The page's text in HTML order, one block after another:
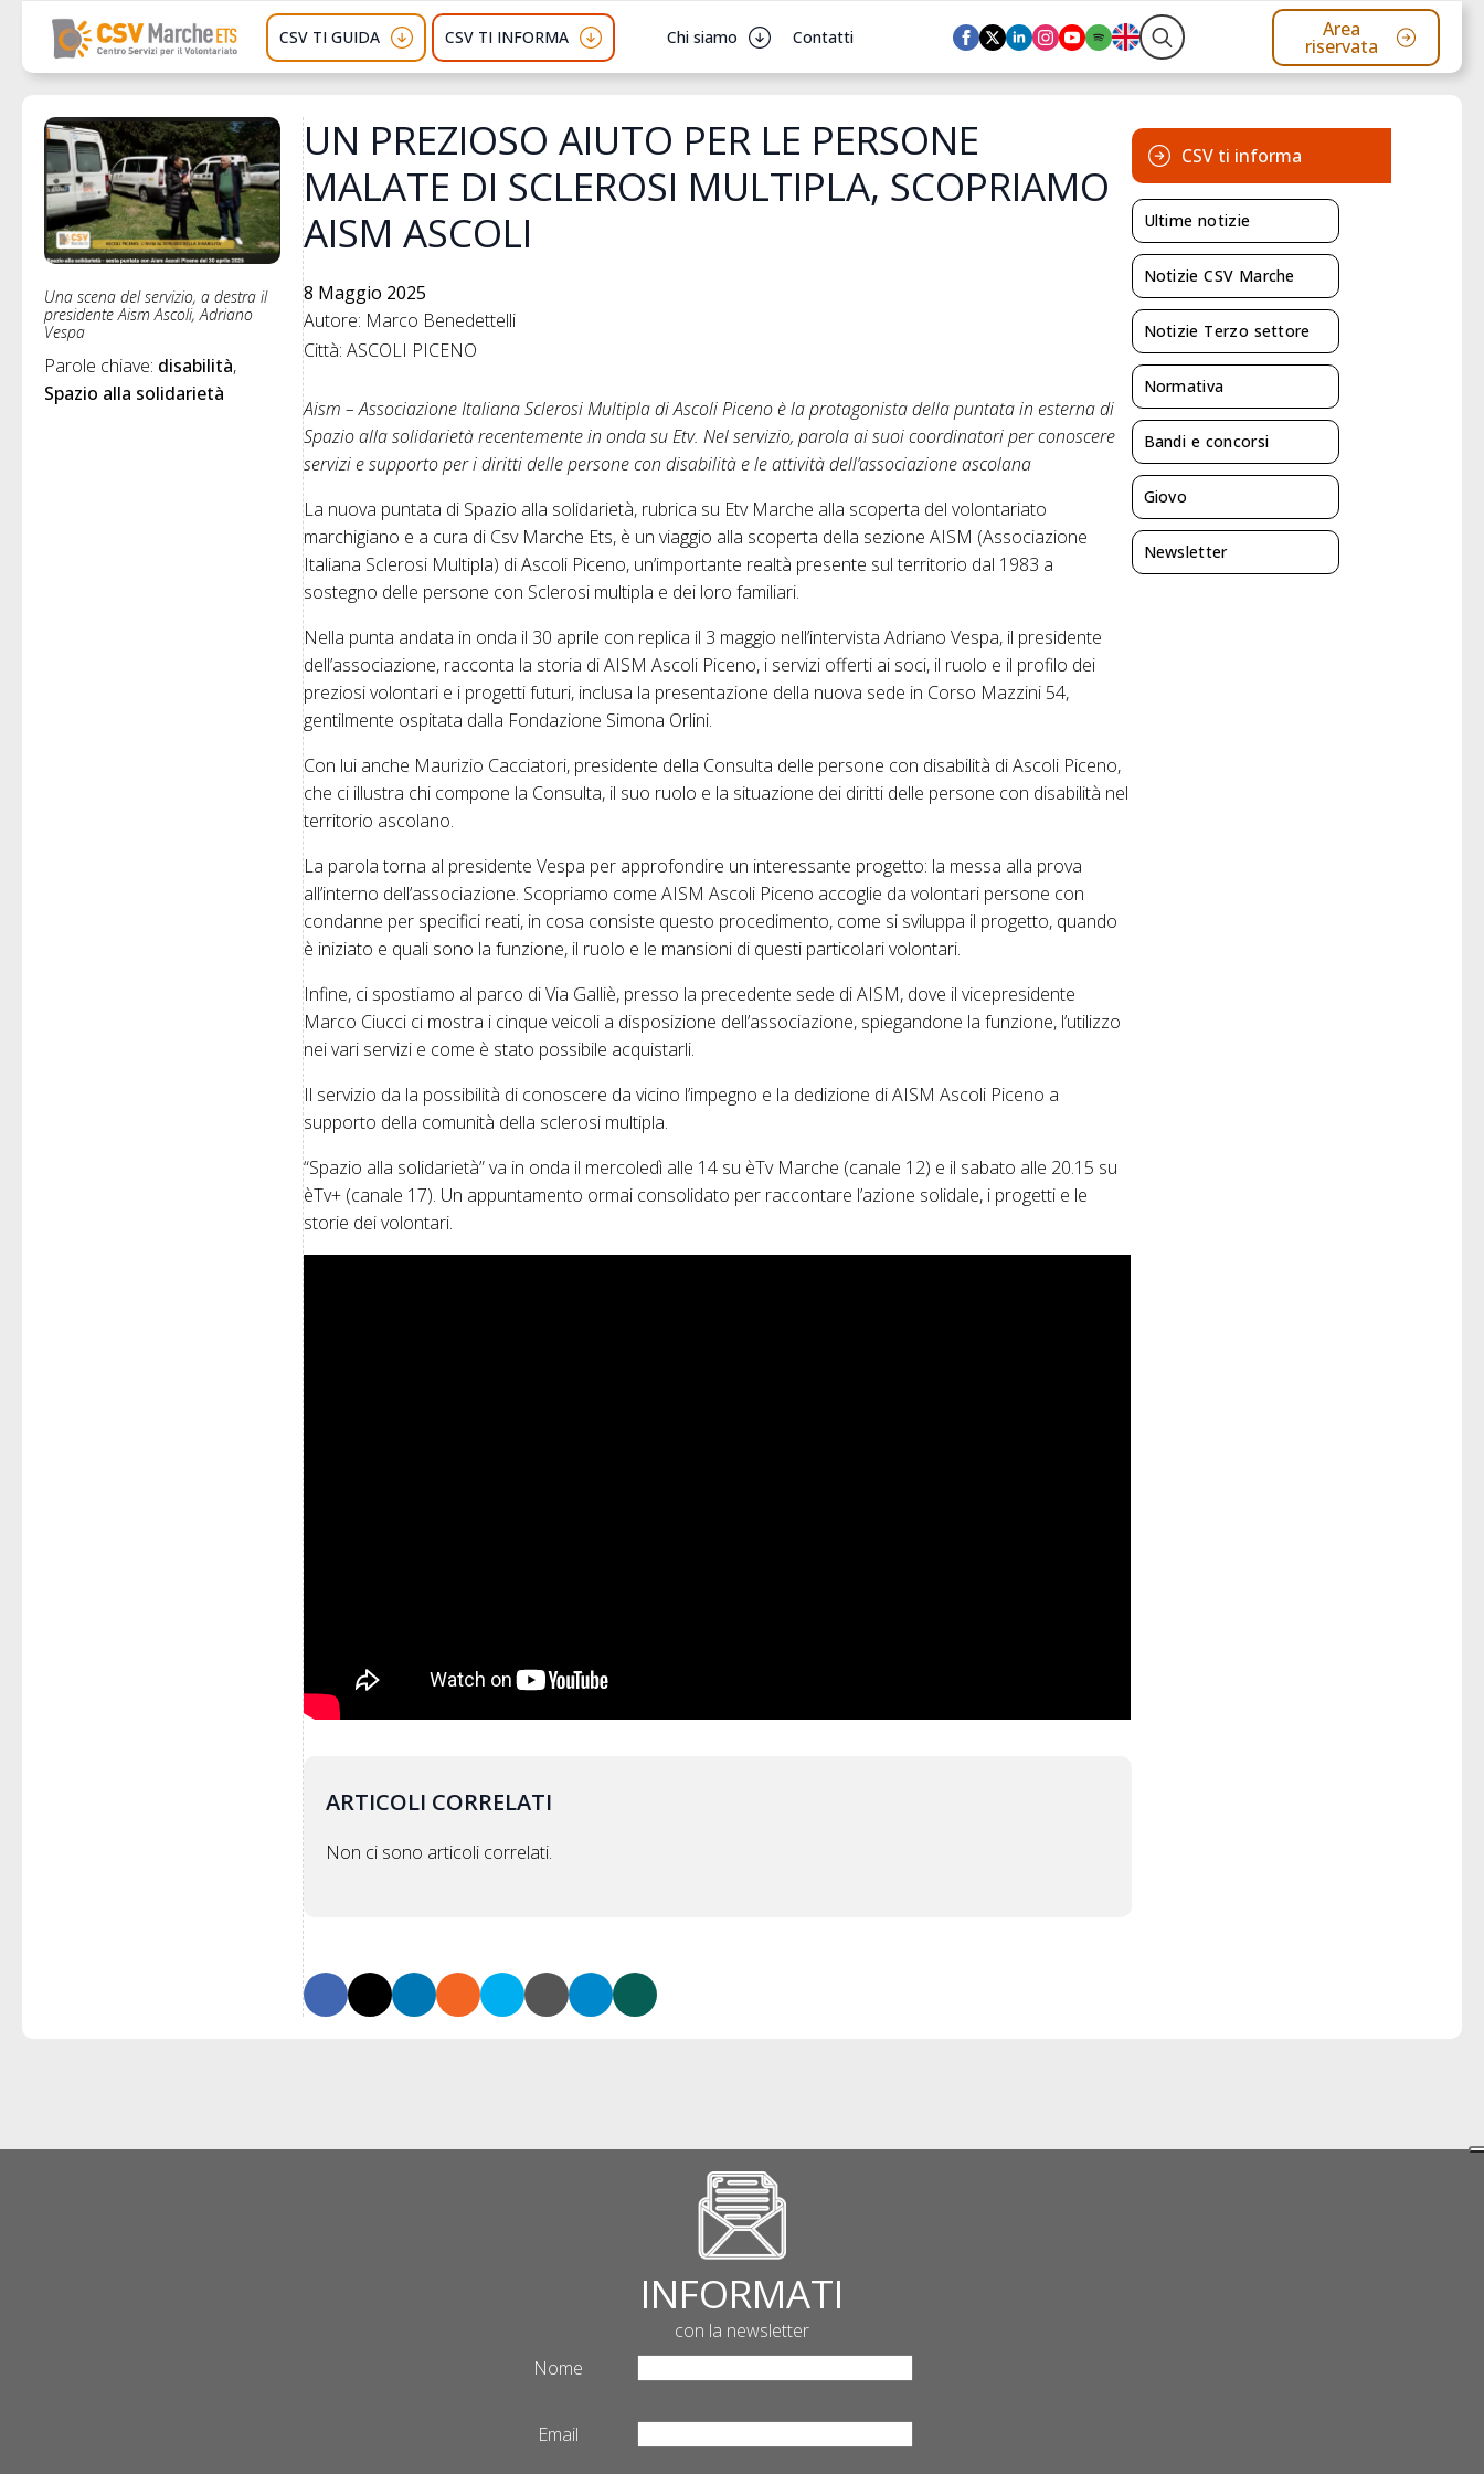
CSV TI GUIDA CSV TI INFORMA Chi siamo Contatti
Search
Area
riservata
Una scena del servizio, a destra il
presidente Aism Ascoli, Adriano
Vespa
Parole chiave: disabilità
Spazio alla solidarietà
UN PREZIOSO AIUTO PER LE PERSONE
MALATE DI SCLEROSI MULTIPLA, SCOPRIAMO
AISM ASCOLI
8 Maggio 2025
Autore: Marco Benedettelli
Città: ASCOLI PICENO
Aism – Associazione Italiana Sclerosi Multipla di Ascoli Piceno è la protagonista della puntata in esterna di
Spazio alla solidarietà recentemente in onda su Etv. Nel servizio, parola ai suoi coordinatori per conoscere
servizi e supporto per i diritti delle persone con disabilità e le attività dell’associazione ascolana
La nuova puntata di Spazio alla solidarietà, rubrica su Etv Marche alla scoperta del volontariato
marchigiano e a cura di Csv Marche Ets, è un viaggio alla scoperta della sezione AISM (Associazione
Italiana Sclerosi Multipla) di Ascoli Piceno, un’importante realtà presente sul territorio dal 1983 a
sostegno delle persone con Sclerosi multipla e dei loro familiari.
Nella punta andata in onda il 30 aprile con replica il 3 maggio nell’intervista Adriano Vespa, il presidente
dell’associazione, racconta la storia di AISM Ascoli Piceno, i servizi offerti ai soci, il ruolo e il profilo dei
preziosi volontari e i progetti futuri, inclusa la presentazione della nuova sede in Corso Mazzini 54,
gentilmente ospitata dalla Fondazione Simona Orlini.
Con lui anche Maurizio Cacciatori, presidente della Consulta delle persone con disabilità di Ascoli Piceno,
che ci illustra chi compone la Consulta, il suo ruolo e la situazione dei diritti delle persone con disabilità nel
territorio ascolano.
La parola torna al presidente Vespa per approfondire un interessante progetto: la messa alla prova
all’interno dell’associazione. Scopriamo come AISM Ascoli Piceno accoglie da volontari persone con
condanne per specifici reati, in cosa consiste questo procedimento, come si sviluppa il progetto, quando
è iniziato e quali sono la funzione, il ruolo e le mansioni di questi particolari volontari.
Infine, ci spostiamo al parco di Via Galliè, presso la precedente sede di AISM, dove il vicepresidente
Marco Ciucci ci mostra i cinque veicoli a disposizione dell’associazione, spiegandone la funzione, l’utilizzo
nei vari servizi e come è stato possibile acquistarli.
Il servizio da la possibilità di conoscere da vicino l’impegno e la dedizione di AISM Ascoli Piceno a
supporto della comunità della sclerosi multipla.
“Spazio alla solidarietà” va in onda il mercoledì alle 14 su èTv Marche (canale 12) e il sabato alle 20.15 su
èTv+ (canale 17). Un appuntamento ormai consolidato per raccontare l’azione solidale, i progetti e le
storie dei volontari.
ARTICOLI CORRELATI
Non ci sono articoli correlati.
CSV ti informa
Ultime notizie
Notizie CSV Marche
Notizie Terzo settore
Normativa
Bandi e concorsi
Giovo
Newsletter
INFORMATI
con la newsletter
Nome
Email